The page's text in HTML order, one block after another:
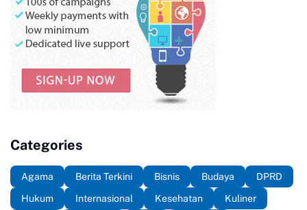
Categories
Agama Berita Terkini Bisnis Budaya
DPRD
Hukum
Internasional Kesehatan
Kuliner